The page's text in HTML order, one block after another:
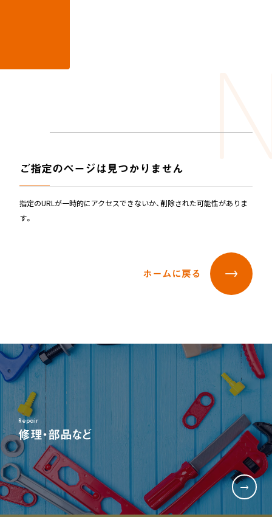
ホーム
新製品情報 お知らせ ニュースリリース
NONAKAのなか、探検隊！
NONAKAのなか、探検隊！
会社情報
乗用玩具＆電動乗用
木'sシリーズ
お客様サポート
お問い合わせ
採用情報
新卒採用
営業
商品企画
管理部門(総務、経理など)
生産部門(品質管理、生産管理、技術開発など)
キャリア採用
営業
ご指定のページは見つかりません
指定のURLが一時的にアクセスできないか、削除された可能性がありま
す。
ホームに戻る
Repair
修理・部品など